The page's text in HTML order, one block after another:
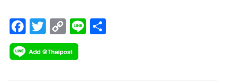
F
ac
e
T
wi
tt
C
o
p
Li